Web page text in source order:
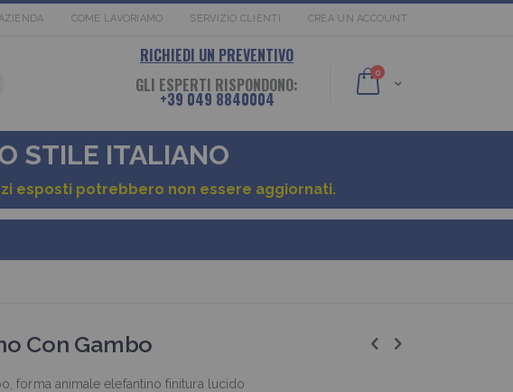
COME LAVORIAMO SERVIZIO CLIENTI CREA UN ACCOUNT
Cart
0elementi
RICHIEDI UN PREVENTIVO
GLI ESPERTI RISPONDONO:
+39 049 8840004
STILE ITALIANO
esposti potrebbero non essere aggiornati.
Con Gambo
forma animale elefantino finitura lucido